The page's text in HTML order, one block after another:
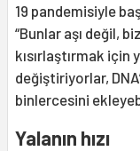
19 pandemisiyle
“Bunlar aşı değil,
kısırlaştırmak için
değiştiriyorlar,
binlercesini
Yalanın hızı